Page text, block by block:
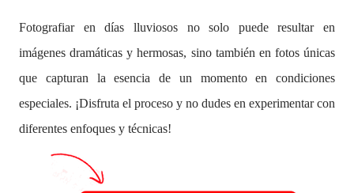
Fotografiar en días lluviosos no solo puede resultar en
imágenes dramáticas y hermosas, sino también en fotos únicas
que capturan la esencia de un momento en condiciones
especiales. ¡Disfruta el proceso y no dudes en experimentar con
diferentes enfoques y técnicas!